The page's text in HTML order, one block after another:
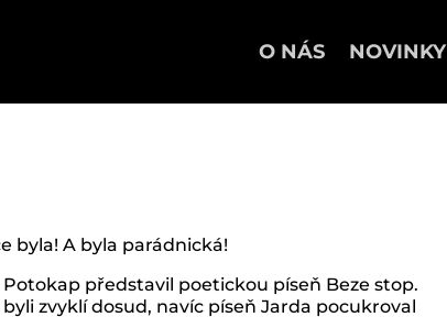
O NÁS NOVINKY
byla! A byla parádnická!
představil poetickou píseň Beze stop.
zvyklí dosud, navíc píseň Jarda pocukroval